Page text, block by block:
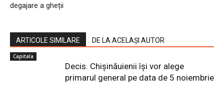
degajare a gheții
ARTICOLE SIMILARE DE LA ACELAȘI AUTOR
Capitala
Decis. Chișinăuienii își vor alege
primarul general pe data de 5 noiembrie